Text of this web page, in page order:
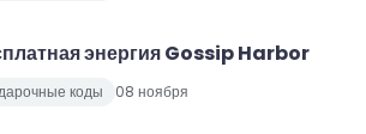
энергия Gossip Harbor
коды 08 ноября